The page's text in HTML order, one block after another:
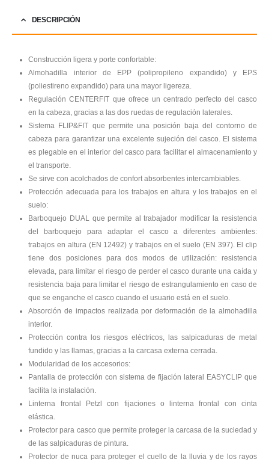
DESCRIPCIÓN
Construcción ligera y porte confortable:
Almohadilla interior de EPP (polipropileno expandido) y EPS
(poliestireno expandido) para una mayor ligereza.
Regulación CENTERFIT que ofrece un centrado perfecto del casco
en la cabeza, gracias a las dos ruedas de regulación laterales.
Sistema FLIP&FIT que permite una posición baja del contorno de
cabeza para garantizar una excelente sujeción del casco. El sistema
es plegable en el interior del casco para facilitar el almacenamiento y
el transporte.
Se sirve con acolchados de confort absorbentes intercambiables.
Protección adecuada para los trabajos en altura y los trabajos en el
suelo:
Barboquejo DUAL que permite al trabajador modificar la resistencia
del barboquejo para adaptar el casco a diferentes ambientes:
trabajos en altura (EN 12492) y trabajos en el suelo (EN 397). El clip
tiene dos posiciones para dos modos de utilización: resistencia
elevada, para limitar el riesgo de perder el casco durante una caída y
resistencia baja para limitar el riesgo de estrangulamiento en caso de
que se enganche el casco cuando el usuario está en el suelo.
Absorción de impactos realizada por deformación de la almohadilla
interior.
Protección contra los riesgos eléctricos, las salpicaduras de metal
fundido y las llamas, gracias a la carcasa externa cerrada.
Modularidad de los accesorios:
Pantalla de protección con sistema de fijación lateral EASYCLIP que
facilita la instalación.
Linterna frontal Petzl con fijaciones o linterna frontal con cinta
elástica.
Protector para casco que permite proteger la carcasa de la suciedad y
de las salpicaduras de pintura.
Protector de nuca para proteger el cuello de la lluvia y de los rayos